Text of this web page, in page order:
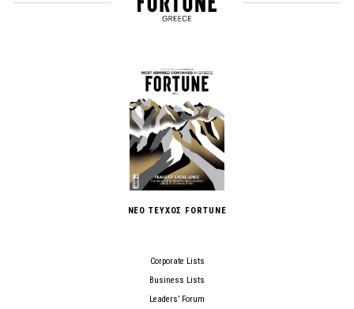
ΝΕΟ ΤΕΥΧΟΣ FORTUNE
Corporate Lists
Business Lists
Leaders’ Forum